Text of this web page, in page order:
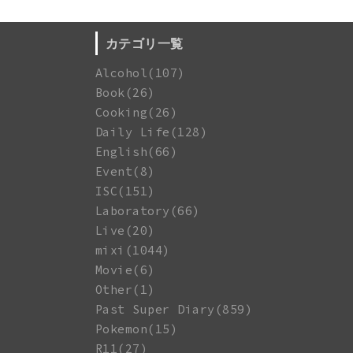
カテゴリ一覧
Alcohol(107)
Book(26)
Cooking(26)
Daily Life(128)
English(66)
Event(8)
ISC(151)
Laboratory(66)
Live(20)
mixi(1044)
Movie(6)
Other(1)
Past Super Diary(859)
Pokemon(15)
R11(27)